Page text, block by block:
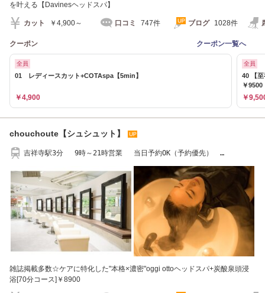
を叶える【Davinesヘッドスパ】
カット ￥4,900～ 口コミ 747件 ブログ 1028件
クーポン クーポン一覧へ
全員
01 レディースカット+COTAspa【5min】
￥4,900
全員
40 【
￥9500
￥
chouchoute【シュシュット】
吉祥寺駅3分 9時～21時営業 当日予約OK（予約優先）
雑誌掲載多数☆ケアに特化した"本格×濃密"oggi ottoヘッドスパ+炭酸泉頭浸
浴[70分コース]￥8900